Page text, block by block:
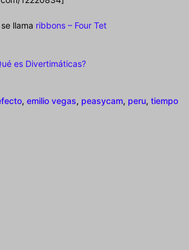
llama ribbons – Four Tet
es Divertimáticas?
, emilio vegas, peasycam, peru, tiempo